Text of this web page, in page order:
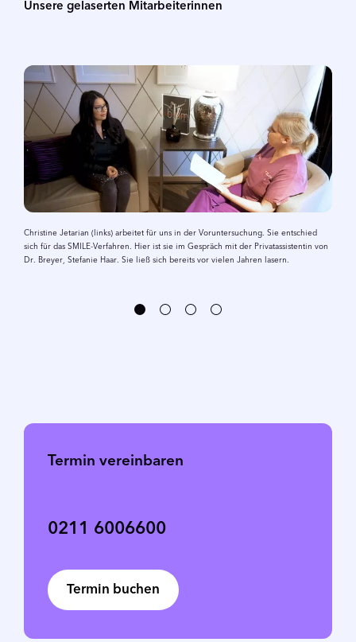
Unsere gelaserten Mitarbeiterinnen
Christine Jetarian (links) arbeitet für uns in der Voruntersuchung. Sie entschied
sich für das SMILE-Verfahren. Hier ist sie im Gespräch mit der Privatassistentin von
Dr. Breyer, Stefanie Haar. Sie ließ sich bereits vor vielen Jahren lasern.
Termin vereinbaren
0211 6006600
Termin buchen